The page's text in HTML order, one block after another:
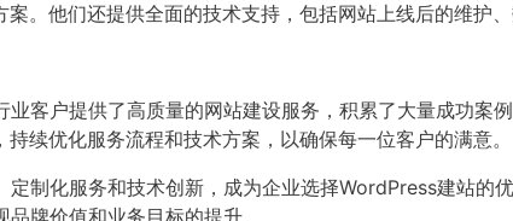
。他们还提供全面的技术支持，包括网站上线后的维护
客户提供了高质量的网站建设服务，积累了大量成功案
续优化服务流程和技术方案，以确保每一位客户的满意。
制化服务和技术创新，成为企业选择WordPress建站的